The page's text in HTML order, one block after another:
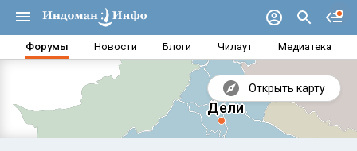
Форумы Новости Блоги Чилаут Медиатека
Открыть карту